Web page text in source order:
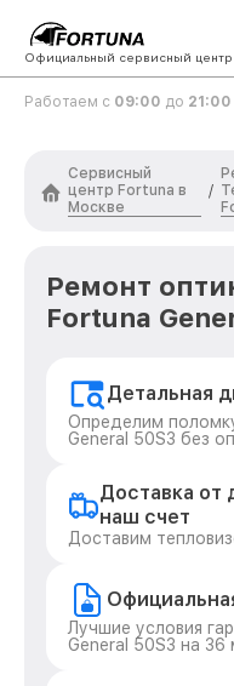
Официальный сервисный центр
Работаем с 09:00 до 21:00
Сервисный
центр Fortuna в
Москве
/
Ремонт
Fortuna
Детальная
Определим
General 50S3 без
Доставка от
наш счет
Доставим
Лучшие условия
General 50S3 на 36